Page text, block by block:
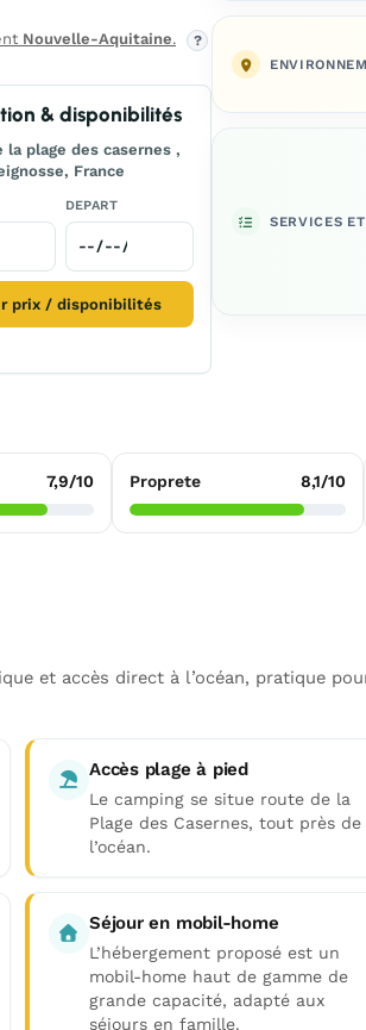
Nouvelle-Aquitaine. ?
& disponibilités
la plage des casernes ,
France
DEPART
prix / disponibilités
SERVICES
7,9/10 Proprete 8,1/10
et accès direct à l’océan, pratique
Accès plage à pied
Le camping se situe route de la
Plage des Casernes, tout près de
l’océan.
Séjour en mobil-home
L’hébergement proposé est un
mobil-home haut de gamme de
grande capacité, adapté aux
séjours en famille.